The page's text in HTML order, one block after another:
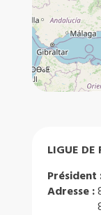
LIGUE DE
Président
Adresse :